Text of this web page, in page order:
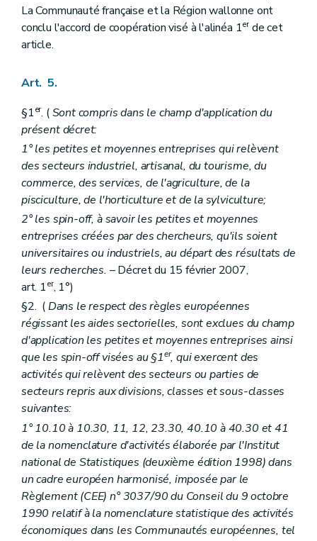
La Communauté française et la Région wallonne ont
conclu l'accord de coopération visé à l'alinéa 1erde cet
article.
Art. 5.
§1er. (Sont compris dans le champ d'application du
présent décret:
1° les petites et moyennes entreprises qui relèvent
des secteurs industriel, artisanal, du tourisme, du
commerce, des services, de l'agriculture, de la
pisciculture, de l'horticulture et de la sylviculture;
2° les spin-off, à savoir les petites et moyennes
entreprises créées par des chercheurs, qu'ils soient
universitaires ou industriels, au départ des résultats de
leurs recherches. – Décret du 15 février 2007,
art. 1er, 1°)
§2. (Dans le respect des règles européennes
régissant les aides sectorielles, sont exclues du champ
d'application les petites et moyennes entreprises ainsi
que les spin-off visées au §1er, qui exercent des
activités qui relèvent des secteurs ou parties de
secteurs repris aux divisions, classes et sous-classes
suivantes:
1° 10.10 à 10.30, 11, 12, 23.30, 40.10 à 40.30 et 41
de la nomenclature d'activités élaborée par l'Institut
national de Statistiques (deuxième édition 1998) dans
un cadre européen harmonisé, imposée par le
Règlement (CEE) n° 3037/90 du Conseil du 9 octobre
1990 relatif à la nomenclature statistique des activités
économiques dans les Communautés européennes, tel